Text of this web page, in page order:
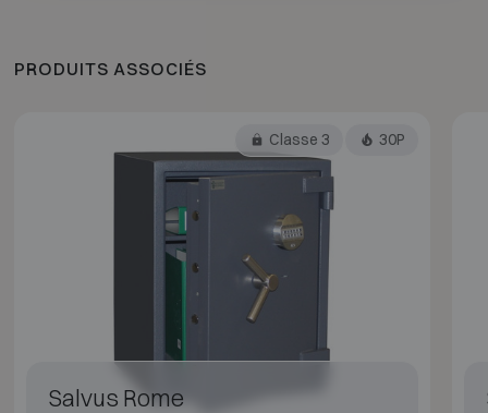
PRODUITS ASSOCIÉS
Classe 3 30P
Salvus Rome